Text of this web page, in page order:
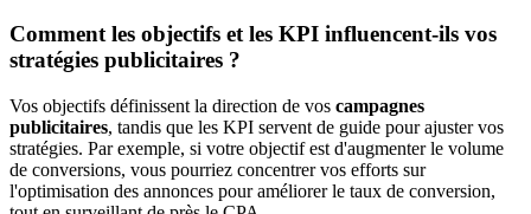
Comment les objectifs et les KPI influencent-ils vos
stratégies publicitaires ?
Vos objectifs définissent la direction de vos campagnes
publicitaires, tandis que les KPI servent de guide pour ajuster vos
stratégies. Par exemple, si votre objectif est d'augmenter le volume
de conversions, vous pourriez concentrer vos efforts sur
l'optimisation des annonces pour améliorer le taux de conversion,